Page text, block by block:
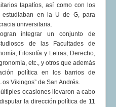
tapatíos, así como con los
estudiaban en la U de G, para
universitaria.
integrar un conjunto de
de las Facultades de
Filosofía y Letras, Derecho,
etc., y otros que además
política en los barrios de
Vikingos” de San Andrés.
ocasiones llevaron a cabo
la dirección política de 11